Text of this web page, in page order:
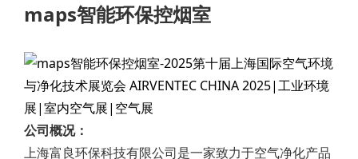
maps智能环保控烟室
公司概况：
上海富良环保科技有限公司是一家致力于空气净化产品